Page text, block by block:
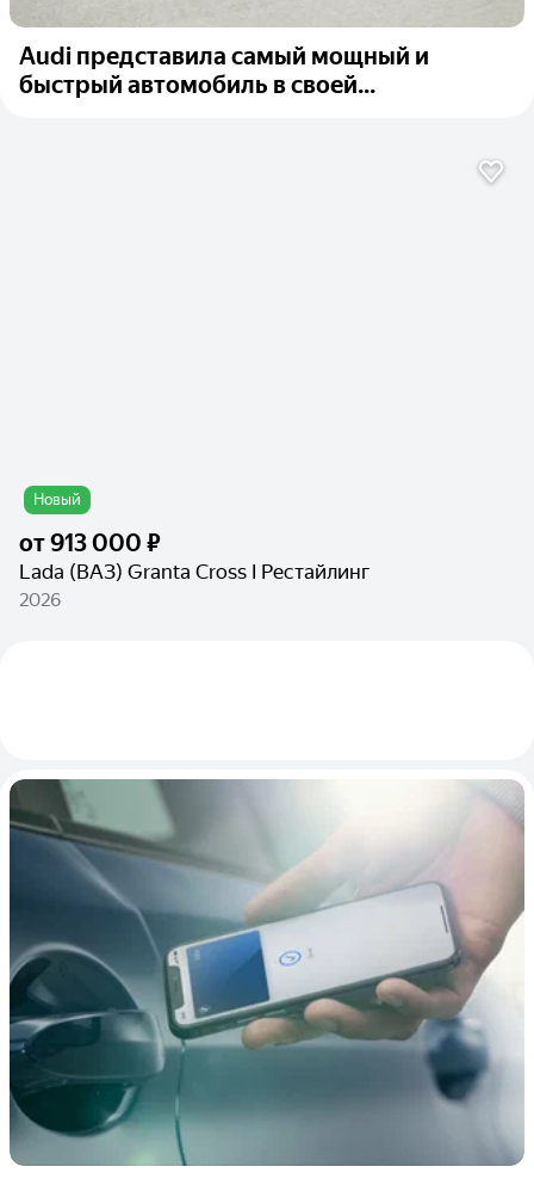
Audi представила самый мощный и
быстрый автомобиль в своей...
Новый
от913 000 ₽
Lada (ВАЗ) Granta Cross I Рестайлинг
2026